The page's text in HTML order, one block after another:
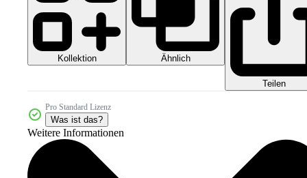
Kollektion Ähnlich
Teilen
Pro Standard Lizenz
Was ist das?
Weitere Informationen